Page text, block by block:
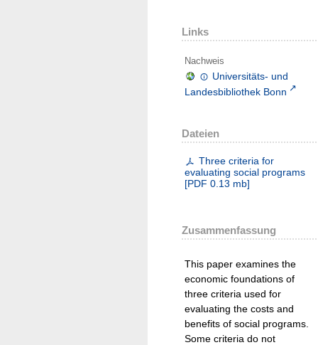
Links
Nachweis
Universitäts- und
Landesbibliothek Bonn
Dateien
Three criteria for
evaluating social programs
[PDF 0.13 mb]
Zusammenfassung
This paper examines the
economic foundations of
three criteria used for
evaluating the costs and
benefits of social programs.
Some criteria do not